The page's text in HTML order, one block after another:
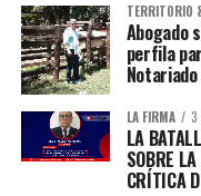
TERRITORIO
Abogado
perfila
LA FIRMA
LA
SOBRE
CRÍTICA